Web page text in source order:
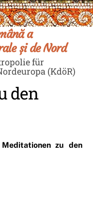
a
și de Nord
für
(KdöR)
den
zu den